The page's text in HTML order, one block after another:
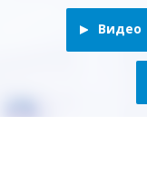
Видео